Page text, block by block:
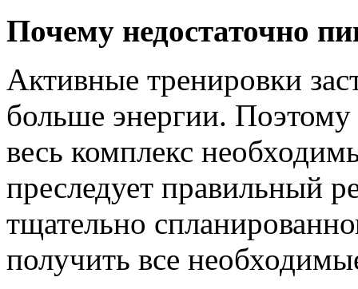
Почему недостаточно
Активные тренировки
больше энергии.
весь комплекс
преследует правильный
тщательно
получить все